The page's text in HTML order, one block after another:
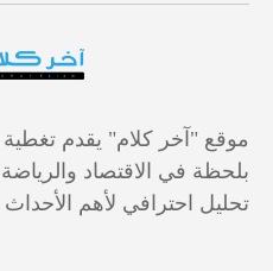
موقع "آخر كلام" يقدم
بلحظة في الاقتصاد والرياضة
تحليل احترافي لأهم الأحداث